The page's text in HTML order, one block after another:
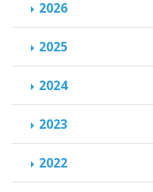
2026
2025
2024
2023
2022